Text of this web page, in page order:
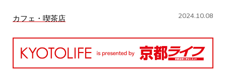
MAIN MENU
カフェ・喫茶店 2024.10.08